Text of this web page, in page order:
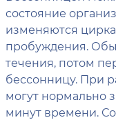
состояние
изменяются
пробуждения.
течения, потом
бессонницу. При
могут нормально
минут времени.